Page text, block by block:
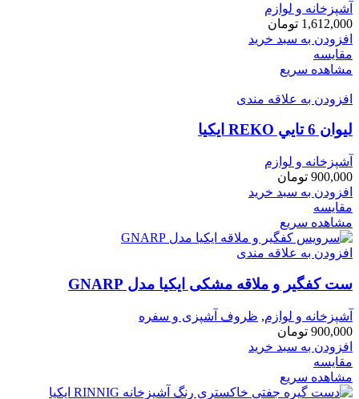
آشپزخانه و لوازم
1,612,000 تومان
افزودن به سبد خرید
مقایسه
مشاهده سریع
افزودن به علاقه مندی
ليوان 6 تايي REKO ايكيا
آشپزخانه و لوازم
900,000 تومان
افزودن به سبد خرید
مقایسه
مشاهده سریع
افزودن به علاقه مندی
ست کفگیر و ملاقه مشکی ایکیا مدل GNARP
آشپزخانه و لوازم, ظروف آشپزی و سفره
900,000 تومان
افزودن به سبد خرید
مقایسه
مشاهده سریع